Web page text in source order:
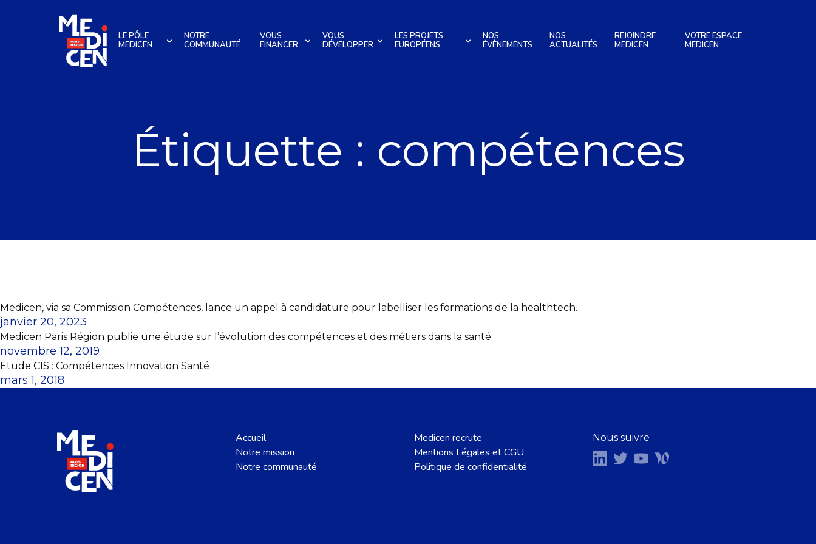
LE PÔLE
MEDICEN
NOTRE
COMMUNAUTÉ
VOUS
FINANCER
VOUS
DÉVELOPPER
LES PROJETS
EUROPÉENS
NOS
ÉVÈNEMENTS
NOS
ACTUALITÉS
REJOINDRE
MEDICEN
VOTRE ESPACE
MEDICEN
Étiquette : compétences
Medicen, via sa Commission Compétences, lance un appel à candidature pour labelliser les formations de la healthtech.
janvier 20, 2023
Medicen Paris Région publie une étude sur l’évolution des compétences et des métiers dans la santé
novembre 12, 2019
Etude CIS : Compétences Innovation Santé
mars 1, 2018
Accueil
Notre mission
Notre communauté
Medicen recrute
Mentions Légales et CGU
Politique de confidentialité
Nous suivre